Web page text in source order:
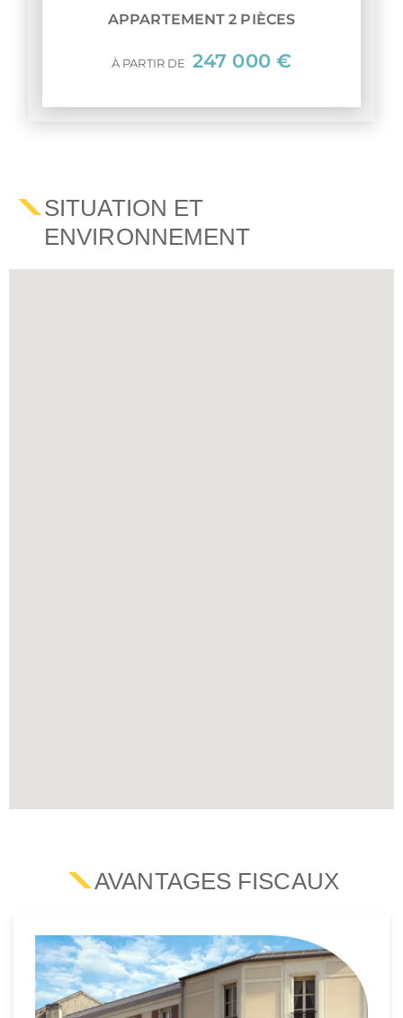
APPARTEMENT 2 PIÈCES
À PARTIR DE 247 000 €
SITUATION ET
ENVIRONNEMENT
AVANTAGES FISCAUX